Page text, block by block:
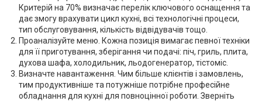
Критерій на 70% визначає перелік ключового оснащення та
дає змогу врахувати цикл кухні, всі технологічні процеси,
тип обслуговування, кількість відвідувачів тощо.
Проаналізуйте меню. Кожна позиція вимагає певної техніки
для її приготування, зберігання чи подачі: піч, гриль, плита,
духова шафа, холодильник, льодогенератор, тістоміс.
Визначте навантаження. Чим більше клієнтів і замовлень,
тим продуктивніше та потужніше потрібне професійне
обладнання для кухні для повноцінної роботи. Зверніть